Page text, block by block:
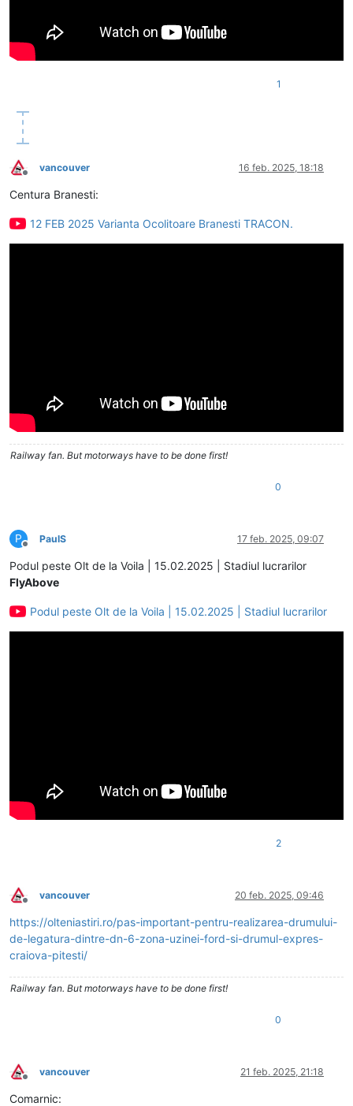
1
Deconectat
vancouver 16 feb. 2025, 18:18
Centura Branesti:
12 FEB 2025 Varianta Ocolitoare Branesti TRACON.
Railway fan. But motorways have to be done first!
0
P
Deconectat
PaulS 17 feb. 2025, 09:07
Podul peste Olt de la Voila | 15.02.2025 | Stadiul lucrarilor
FlyAbove
Podul peste Olt de la Voila | 15.02.2025 | Stadiul lucrarilor
2
Deconectat
vancouver 20 feb. 2025, 09:46
https://olteniastiri.ro/pas-important-pentru-realizarea-drumului-
de-legatura-dintre-dn-6-zona-uzinei-ford-si-drumul-expres-
craiova-pitesti/
Railway fan. But motorways have to be done first!
0
Deconectat
vancouver 21 feb. 2025, 21:18
Comarnic: